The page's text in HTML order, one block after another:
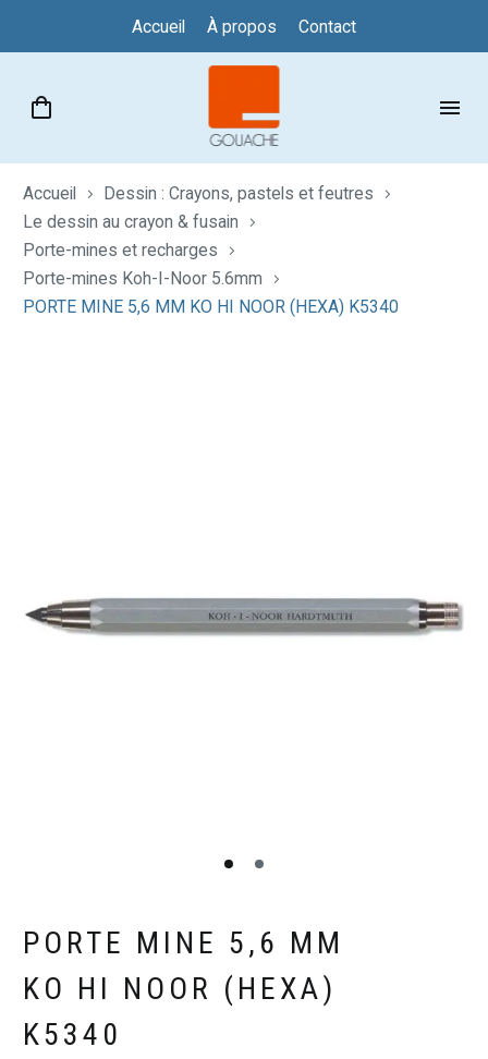
Accueil À propos Contact
Accueil
Dessin : Crayons, pastels et feutres
Le dessin au crayon & fusain
Porte-mines et recharges
Porte-mines Koh-I-Noor 5.6mm
PORTE MINE 5,6 MM KO HI NOOR (HEXA) K5340
PORTE MINE 5,6 MM
KO HI NOOR (HEXA)
K5340